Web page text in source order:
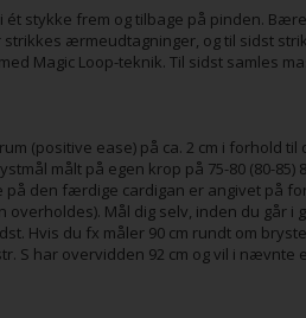
ét stykke frem og tilbage på pinden.
ærmeudtagninger, og til sidst
Magic Loop-teknik. Til sidst samles
(positive ease) på ca. 2 cm i forhold til
målt på egen krop på 75-80 (80-85)
på den færdige cardigan er angivet
Mål dig selv, inden du går i
Hvis du fx måler 90 cm rundt om
S har overvidden 92 cm og vil i